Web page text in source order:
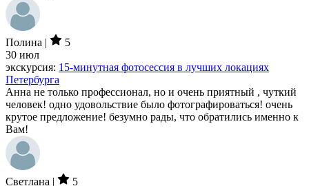
Полина |
5
30 июл
экскурсия: 15-минутная фотосессия в лучших локациях
Петербурга
Анна не только профессионал, но и очень приятный , чуткий
человек! одно удовольствие было фотографироваться! очень
крутое предложение! безумно рады, что обратились именно к
Вам!
Светлана |
5